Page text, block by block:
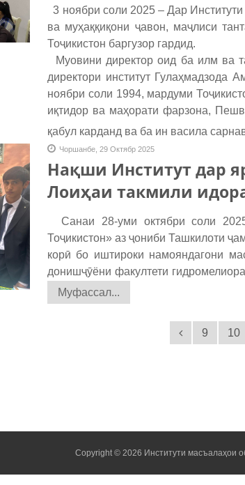
3 ноябри соли 2025 – Дар
ва муҳаққиқони ҷавон, маҷлиси
Тоҷикистон баргузор гардид.
Муовини директор оид ба илм ва
директори институт Гулаҳмадзода
ноябри соли 1994, мардуми
иқтидор ва маҳорати фарзона,
қабул карданд ва ба ин васила
Чоршанбе, 29 Октябр 2025
Нақши Институт дар
Лоиҳаи такмили
Санаи 28-уми октябри соли
Тоҷикистон» аз ҷониби Ташкилоти
корӣ бо иштироки намояндагони
донишҷӯёни факултети
Муфассал...
9 10
Copyright © 2026 Институти масъалаҳои